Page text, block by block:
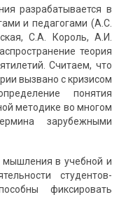
разрабатывается в
и педагогами (А.С.
С.А. Король, А.И.
теория
Считаем, что
вызвано с кризисом
понятия
методике во многом
зарубежными
мышления в учебной и
студентов-
фиксировать